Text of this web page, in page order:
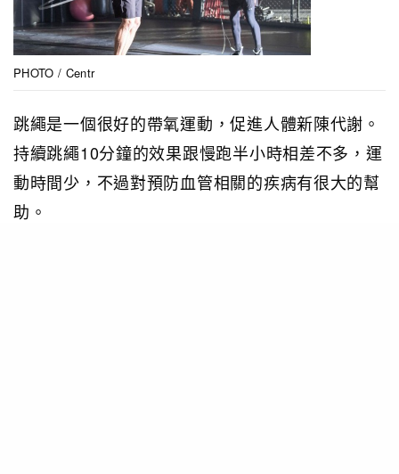
PHOTO / Centr
跳繩是一個很好的帶氧運動，促進人體新陳代謝。
持續跳繩10分鐘的效果跟慢跑半小時相差不多，運
動時間少，不過對預防血管相關的疾病有很大的幫
助。